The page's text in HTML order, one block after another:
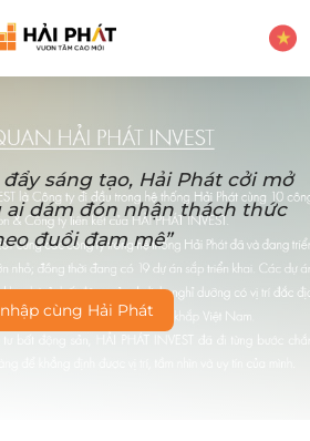
sáng tạo, Hải Phát cởi mở
dám đón nhận thách thức
đuổi đam mê”
cùng Hải Phát